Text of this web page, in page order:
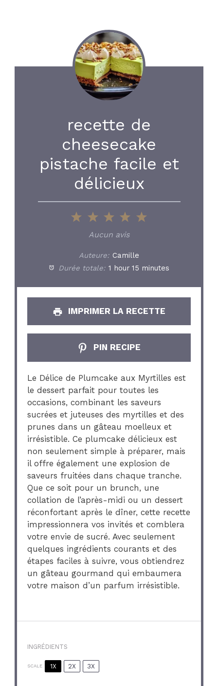
recette de
cheesecake
pistache facile et
délicieux
5
4
3
Stars
2
Stars
1
Star
Aucun avis
Auteure: Camille
Durée totale: 1 hour 15 minutes
IMPRIMER LA RECETTE
PIN RECIPE
Le Délice de Plumcake aux Myrtilles est
le dessert parfait pour toutes les
occasions, combinant les saveurs
sucrées et juteuses des myrtilles et des
prunes dans un gâteau moelleux et
irrésistible. Ce plumcake délicieux est
non seulement simple à préparer, mais
il offre également une explosion de
saveurs fruitées dans chaque tranche.
Que ce soit pour un brunch, une
collation de l’après-midi ou un dessert
réconfortant après le dîner, cette recette
impressionnera vos invités et comblera
votre envie de sucré. Avec seulement
quelques ingrédients courants et des
étapes faciles à suivre, vous obtiendrez
un gâteau gourmand qui embaumera
votre maison d’un parfum irrésistible.
INGRÉDIENTS
SCALE 1X 2X 3X